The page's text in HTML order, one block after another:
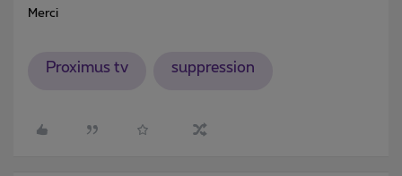
Merci
Proximus tv suppression